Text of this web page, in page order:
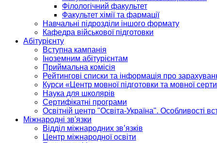
Філологічний факультет
Факультет хімії та фармації
Навчальні підрозділи іншого формату
Кафедра військової підготовки
Абітурієнту
Вступна кампанія
Іноземним абітурієнтам
Приймальна комісія
Рейтингові списки та інформація про
Курси «Центр мовної підготовки та мовної
Наука для школярів
Сертифікатні програми
Освітній центр "Освіта-Україна". Особливості
Міжнародні зв'язки
Відділ міжнародних зв’язків
Центр міжнародної освіти